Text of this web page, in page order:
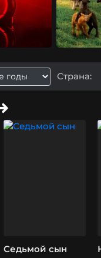
Страна:
Седьмой сын